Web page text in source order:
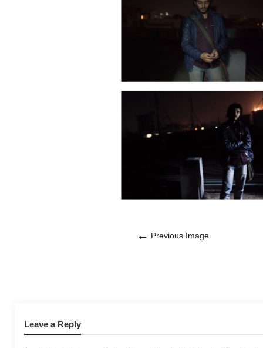
← Previous Image
Leave a Reply